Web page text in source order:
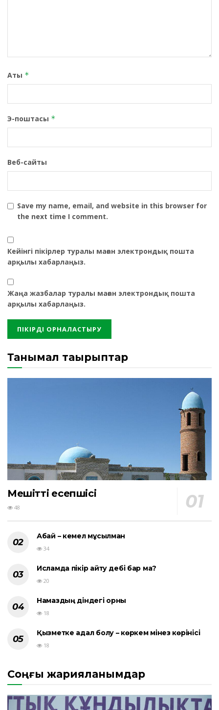
Аты *
Э-поштасы *
Веб-сайты
Save my name, email, and website in this browser for
the next time I comment.
Кейінгі пікірлер туралы маған электрондық пошта
арқылы хабарлаңыз.
Жаңа жазбалар туралы маған электрондық пошта
арқылы хабарлаңыз.
Танымал тақырыптар
Мешіттің есепшісі
48
Абай – кемел мұсылман
34
Исламда пікір айту әдебі бар ма?
20
Намаздың діндегі орны
18
Қызметке адал болу – көркем мінез көрінісі
18
Соңғы жарияланымдар